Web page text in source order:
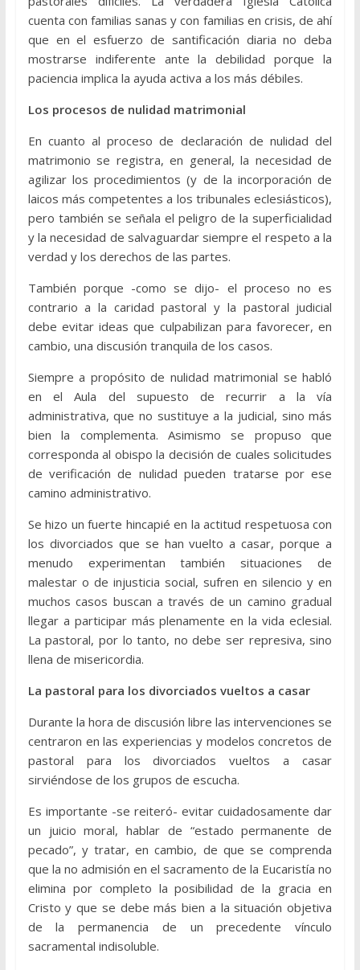
cuenta con familias sanas y con familias en crisis, de ahí
que en el esfuerzo de santificación diaria no deba
mostrarse indiferente ante la debilidad porque la
paciencia implica la ayuda activa a los más débiles.
Los procesos de nulidad matrimonial
En cuanto al proceso de declaración de nulidad del
matrimonio se registra, en general, la necesidad de
agilizar los procedimientos (y de la incorporación de
laicos más competentes a los tribunales eclesiásticos),
pero también se señala el peligro de la superficialidad
y la necesidad de salvaguardar siempre el respeto a la
verdad y los derechos de las partes.
También porque -como se dijo- el proceso no es
contrario a la caridad pastoral y la pastoral judicial
debe evitar ideas que culpabilizan para favorecer, en
cambio, una discusión tranquila de los casos.
Siempre a propósito de nulidad matrimonial se habló
en el Aula del supuesto de recurrir a la vía
administrativa, que no sustituye a la judicial, sino más
bien la complementa. Asimismo se propuso que
corresponda al obispo la decisión de cuales solicitudes
de verificación de nulidad pueden tratarse por ese
camino administrativo.
Se hizo un fuerte hincapié en la actitud respetuosa con
los divorciados que se han vuelto a casar, porque a
menudo experimentan también situaciones de
malestar o de injusticia social, sufren en silencio y en
muchos casos buscan a través de un camino gradual
llegar a participar más plenamente en la vida eclesial.
La pastoral, por lo tanto, no debe ser represiva, sino
llena de misericordia.
La pastoral para los divorciados vueltos a casar
Durante la hora de discusión libre las intervenciones se
centraron en las experiencias y modelos concretos de
pastoral para los divorciados vueltos a casar
sirviéndose de los grupos de escucha.
Es importante -se reiteró- evitar cuidadosamente dar
un juicio moral, hablar de “estado permanente de
pecado”, y tratar, en cambio, de que se comprenda
que la no admisión en el sacramento de la Eucaristía no
elimina por completo la posibilidad de la gracia en
Cristo y que se debe más bien a la situación objetiva
de la permanencia de un precedente vínculo
sacramental indisoluble.